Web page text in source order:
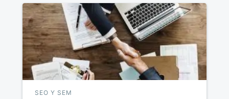
SEO Y SEM